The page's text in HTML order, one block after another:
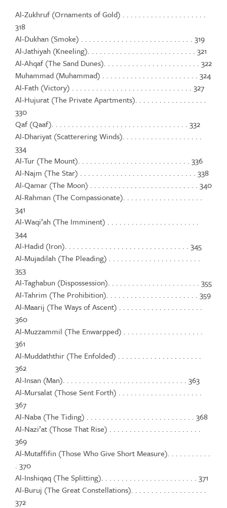
Al-Zukhruf (Ornaments of Gold) . . . . . . . . . . . . . . . . . . . . .
318
Al-Dukhan (Smoke) . . . . . . . . . . . . . . . . . . . . . . . . . . . . 319
Al-Jathiyah (Kneeling). . . . . . . . . . . . . . . . . . . . . . . . . . . 321
Al-Ahqaf (The Sand Dunes). . . . . . . . . . . . . . . . . . . . . . . . 322
Muhammad (Muhammad) . . . . . . . . . . . . . . . . . . . . . . . . 324
Al-Fath (Victory) . . . . . . . . . . . . . . . . . . . . . . . . . . . . . . 327
Al-Hujurat (The Private Apartments). . . . . . . . . . . . . . . . . .
330
Qaf (Qaaf). . . . . . . . . . . . . . . . . . . . . . . . . . . . . . . . . . 332
Al-Dhariyat (Scatterering Winds). . . . . . . . . . . . . . . . . . . .
334
Al-Tur (The Mount). . . . . . . . . . . . . . . . . . . . . . . . . . . . 336
Al-Najm (The Star) . . . . . . . . . . . . . . . . . . . . . . . . . . . . . 338
Al-Qamar (The Moon) . . . . . . . . . . . . . . . . . . . . . . . . . . . 340
Al-Rahman (The Compassionate). . . . . . . . . . . . . . . . . . . .
341
Al-Waqi’ah (The Imminent) . . . . . . . . . . . . . . . . . . . . . . .
344
Al-Hadid (Iron). . . . . . . . . . . . . . . . . . . . . . . . . . . . . . . 345
Al-Mujadilah (The Pleading) . . . . . . . . . . . . . . . . . . . . . . .
353
Al-Taghabun (Dispossession). . . . . . . . . . . . . . . . . . . . . . . 355
Al-Tahrim (The Prohibition). . . . . . . . . . . . . . . . . . . . . . . 359
Al-Maarij (The Ways of Ascent) . . . . . . . . . . . . . . . . . . . . .
360
Al-Muzzammil (The Enwarpped) . . . . . . . . . . . . . . . . . . . .
361
Al-Muddaththir (The Enfolded) . . . . . . . . . . . . . . . . . . . . .
362
Al-Insan (Man). . . . . . . . . . . . . . . . . . . . . . . . . . . . . . . 363
Al-Mursalat (Those Sent Forth) . . . . . . . . . . . . . . . . . . . . .
367
Al-Naba (The Tiding) . . . . . . . . . . . . . . . . . . . . . . . . . . . 368
Al-Nazi’at (Those That Rise) . . . . . . . . . . . . . . . . . . . . . . .
369
Al-Mutaffifin (Those Who Give Short Measure). . . . . . . . . . .
. 370
Al-Inshiqaq (The Splitting). . . . . . . . . . . . . . . . . . . . . . . . 371
Al-Buruj (The Great Constellations). . . . . . . . . . . . . . . . . . .
372